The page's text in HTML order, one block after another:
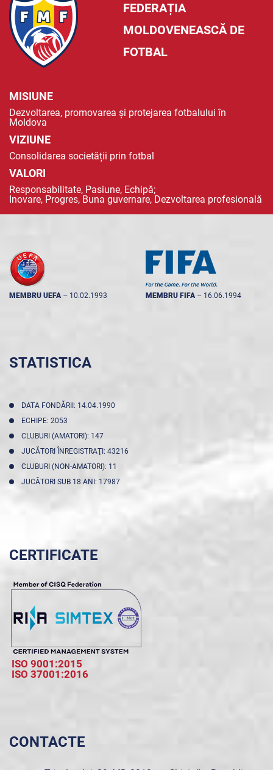
FEDERAȚIA
MOLDOVENEASCĂ DE
FOTBAL
MISIUNE
Dezvoltarea, promovarea și protejarea fotbalului în
Moldova
VIZIUNE
Consolidarea societății prin fotbal
VALORI
Responsabilitate, Pasiune, Echipă;
Inovare, Progres, Buna guvernare, Dezvoltarea profesională
MEMBRU UEFA -- 10.02.1993 MEMBRU FIFA -- 16.06.1994
STATISTICA
DATA FONDĂRII: 14.04.1990
ECHIPE: 2053
CLUBURI (AMATORI): 147
JUCĂTORI ÎNREGISTRAŢI: 43216
CLUBURI (NON-AMATORI): 11
JUCĂTORI SUB 18 ANI: 17987
CERTIFICATE
ISO 9001:2015
ISO 37001:2016
CONTACTE